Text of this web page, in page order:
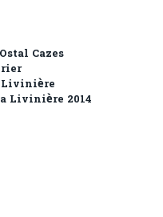
Cazes
Livinière
Livinière 2014